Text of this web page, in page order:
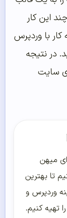
این کار
با وردپرس
در نتیجه
سایت
میهن
تا بهترین
وردپرس و
تهیه کنیم.